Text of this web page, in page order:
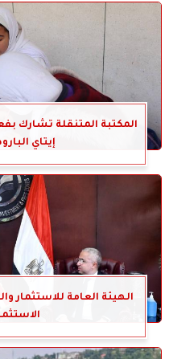
المكتبة المتنقلة تشارك
إيتاي
الهيئة العامة للاستثمار